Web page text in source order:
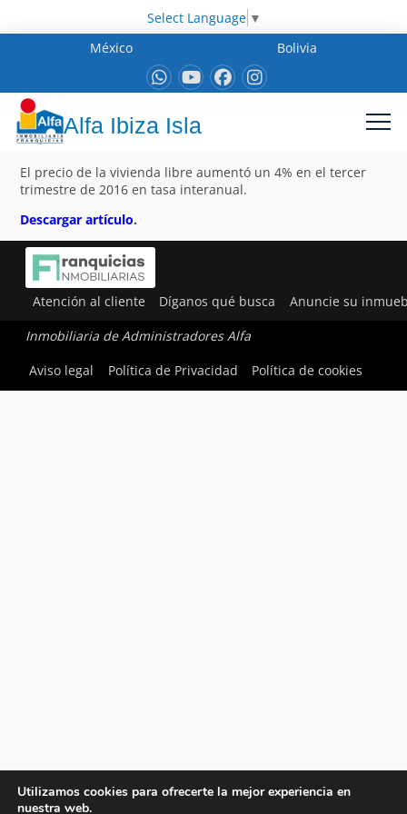
Select Language ▼
México
Bolivia
Alfa Ibiza Isla
El precio de la vivienda libre aumentó un 4% en el tercer
trimestre de 2016 en tasa interanual.
Descargar artículo.
Atención al cliente Díganos qué busca Anuncie su
Inmobiliaria de Administradores Alfa
Aviso legal
Política de Privacidad Política de cookies
Utilizamos cookies para ofrecerte la mejor experiencia en
nuestra web.